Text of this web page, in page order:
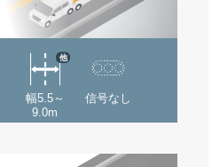
幅5.5～
9.0m
他
信号なし